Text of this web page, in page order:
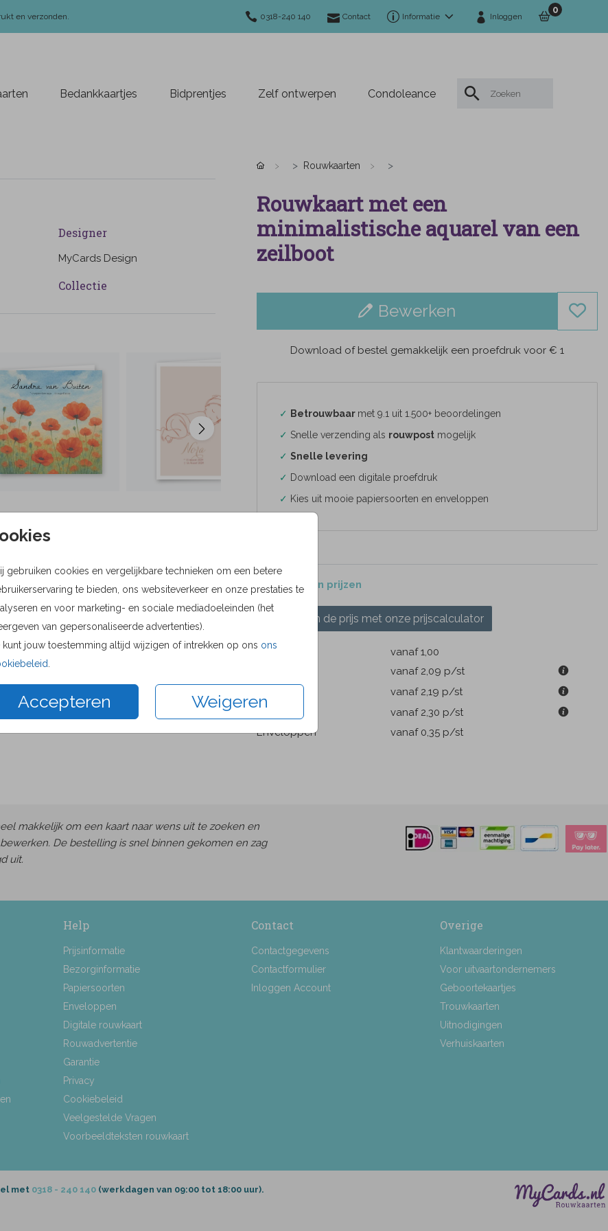
en verzonden. 0318-240 140 Contact Informatie Inloggen
0
Bedankkaartjes Bidprentjes Zelf ontwerpen Condoleance
gebruiken cookies en vergelijkbare technieken om een betere
te bieden, ons websiteverkeer en onze prestaties te
en voor marketing- en sociale mediadoeleinden (het
van gepersonaliseerde advertenties).
kunt jouw toestemming altijd wijzigen of intrekken op ons ons
Accepteren Weigeren
Designer
MyCards Design
Collectie
Rouwkaarten
Rouwkaart met een
minimalistische aquarel van een
zeilboot
Bewerken
Download of bestel gemakkelijk een proefdruk voor € 1
✓ Betrouwbaar met 9.1 uit 1.500+ beoordelingen
✓ Snelle verzending als rouwpostmogelijk
✓ Snelle levering
✓ Download een digitale proefdruk
✓ Kies uit mooie papiersoorten en enveloppen
Formaten en prijzen
Bereken de prijs met onze prijscalculator
Proefdruk
vanaf 1,00
vanaf 2,09 p/st
13 × 13 cm
vanaf 2,19 p/st
15 × 15 cm
vanaf 2,30 p/st
Enveloppen
vanaf 0,35 p/st
makkelijk om een kaart naar wens uit te zoeken en
De bestelling is snel binnen gekomen en zag
uit.
Help
Prijsinformatie
Bezorginformatie
Papiersoorten
Enveloppen
Digitale rouwkaart
Rouwadvertentie
Garantie
Privacy
Cookiebeleid
Veelgestelde Vragen
Voorbeeldteksten rouwkaart
Contact
Contactgegevens
Contactformulier
Inloggen Account
Overige
Klantwaarderingen
Voor uitvaartondernemers
Geboortekaartjes
Trouwkaarten
Uitnodigingen
Verhuiskaarten
met 0318 - 240 140 (werkdagen van 09:00 tot 18:00 uur).